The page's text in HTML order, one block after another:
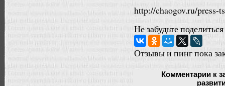
http://chaogov.ru/press-
Не забудьте
Отзывы и пинг пока
Комментарии к